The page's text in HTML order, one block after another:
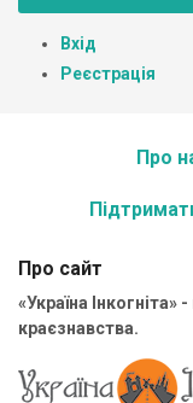
Вхід
Реєстрація
Про
Про сайт
«Україна Інкогніта»
краєзнавства.